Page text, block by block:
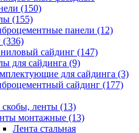
(150)
(155)
панели (12)
(336)
сайдинг (147)
для сайдинга (9)
для сайдинга (3)
сайдинг (177)
ленты (13)
монтажные (13)
Лента стальная